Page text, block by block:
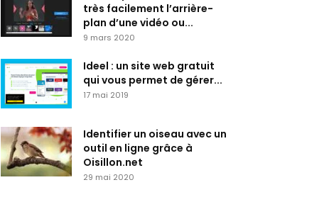
très facilement l’arrière-
plan d’une vidéo ou...
9 mars 2020
Ideel : un site web gratuit
qui vous permet de gérer...
17 mai 2019
Identifier un oiseau avec un
outil en ligne grâce à
Oisillon.net
29 mai 2020